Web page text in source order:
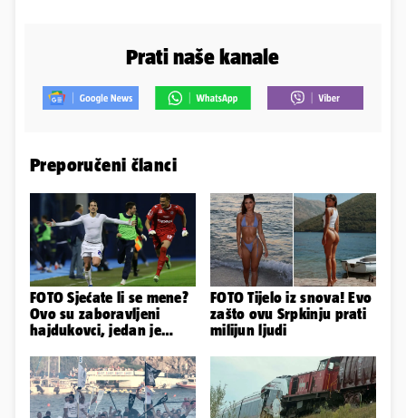
Prati naše kanale
Preporučeni članci
FOTO Sjećate li se mene?
Ovo su zaboravljeni
hajdukovci, jedan je
FOTO Tijelo iz snova! Evo
zašto ovu Srpkinju prati
milijun ljudi